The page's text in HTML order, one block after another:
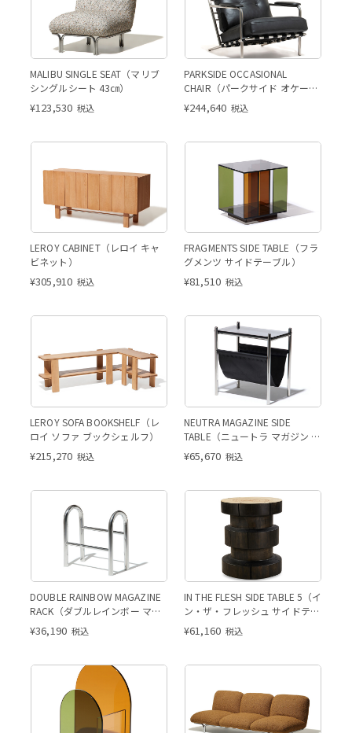
MALIBU SINGLE SEAT（マリブ
シングルシート 43㎝）
¥123,530 税込
PARKSIDE OCCASIONAL
CHAIR（パークサイド オケージ
ョナルチェア）
¥244,640 税込
LEROY CABINET（レロイ キャ
ビネット）
¥305,910 税込
FRAGMENTS SIDE TABLE（フラ
グメンツ サイドテーブル）
¥81,510 税込
LEROY SOFA BOOKSHELF（レ
ロイ ソファ ブックシェルフ）
¥215,270 税込
NEUTRA MAGAZINE SIDE
TABLE（ニュートラ マガジン サ
イドテーブル）
¥65,670 税込
DOUBLE RAINBOW MAGAZINE
RACK（ダブルレインボー マガ
ジンラック）
¥36,190 税込
IN THE FLESH SIDE TABLE 5（イ
ン・ザ・フレッシュ サイドテー
ブル 5）
¥61,160 税込